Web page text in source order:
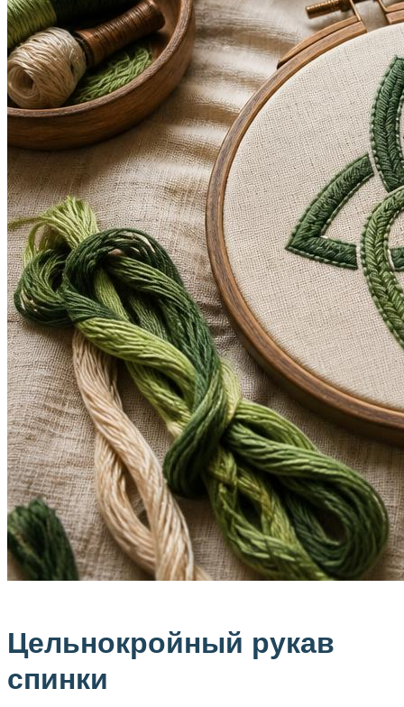
Цельнокройный рукав
спинки